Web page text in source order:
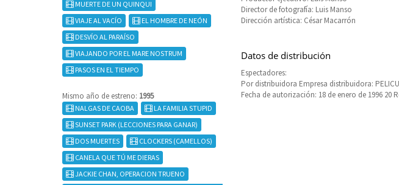
MUERTE DE UN QUINQUI
VIAJE AL VACÍO
EL HOMBRE DE NEÓN
DESVÍO AL PARAÍSO
VIAJANDO POR EL MARE NOSTRUM
PASOS EN EL TIEMPO
Mismo año de estreno: 1995
NALGAS DE CAOBA
LA FAMILIA STUPID
SUNSET PARK (LECCIONES PARA GANAR)
DOS MUERTES
CLOCKERS (CAMELLOS)
CANELA QUE TÚ ME DIERAS
JACKIE CHAN, OPERACION TRUENO
Director de fotografía: Luis Manso
Dirección artística: César Macarrón
Datos de distribución
Espectadores:
Por distribuidora Empresa distribuidora:
Fecha de autorización: 18 de enero de 1996 20